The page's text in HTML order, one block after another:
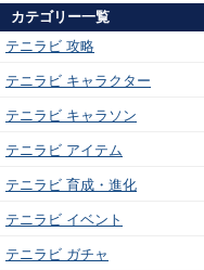
カテゴリー一覧
テニラビ 攻略
テニラビ キャラクター
テニラビ キャラソン
テニラビ アイテム
テニラビ 育成・進化
テニラビ イベント
テニラビ ガチャ